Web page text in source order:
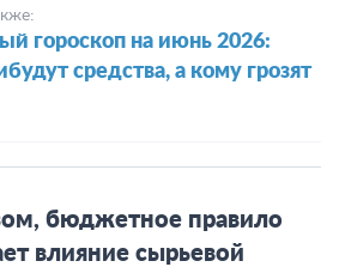
гороскоп на июнь 2026:
средства, а кому грозят
бюджетное правило
влияние сырьевой